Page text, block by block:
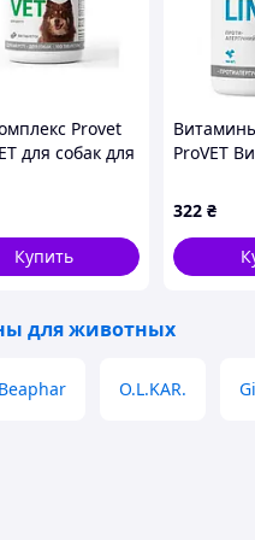
в сутки.
10 кг веса в сутки.
Provet
для собак для
Купить
ProVET
100 табл.
322 ₴
для животных
Beaphar O.L.KAR.